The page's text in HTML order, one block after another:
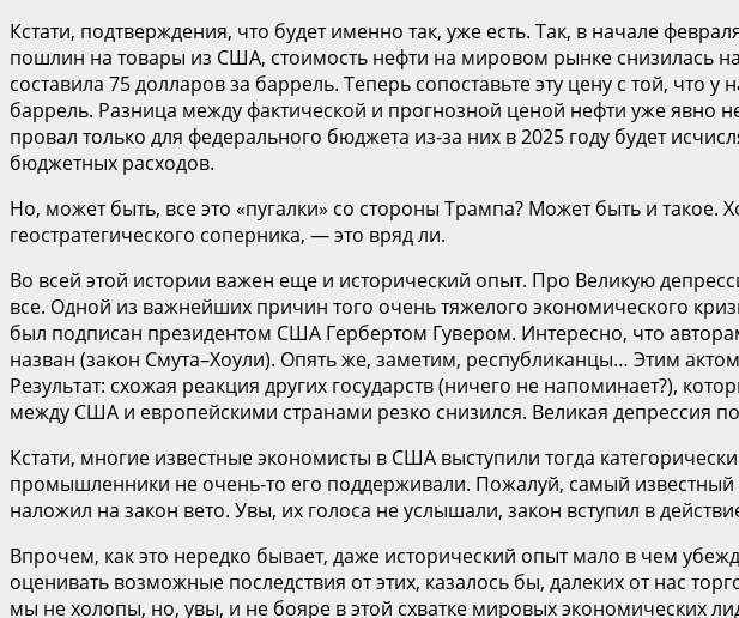
Кстати, подтверждения, что будет именно так, уже есть. Так, в начале
пошлин на товары из США, стоимость нефти на мировом рынке снизилась
составила 75 долларов за баррель. Теперь сопоставьте эту цену с той,
баррель. Разница между фактической и прогнозной ценой нефти уже явно
провал только для федерального бюджета из-за них в 2025 году будет
бюджетных расходов.
Но, может быть, все это «пугалки» со стороны Трампа? Может быть и такое.
геостратегического соперника, — это вряд ли.
Во всей этой истории важен еще и исторический опыт. Про Великую
все. Одной из важнейших причин того очень тяжелого экономического
был подписан президентом США Гербертом Гувером. Интересно, что
назван (закон Смута–Хоули). Опять же, заметим, республиканцы… Этим
Результат: схожая реакция других государств (ничего не напоминает?),
между США и европейскими странами резко снизился. Великая депрессия
Кстати, многие известные экономисты в США выступили тогда
промышленники не очень-то его поддерживали. Пожалуй, самый
наложил на закон вето. Увы, их голоса не услышали, закон вступил в
Впрочем, как это нередко бывает, даже исторический опыт мало в чем
оценивать возможные последствия от этих, казалось бы, далеких от нас
мы не холопы, но, увы, и не бояре в этой схватке мировых экономических